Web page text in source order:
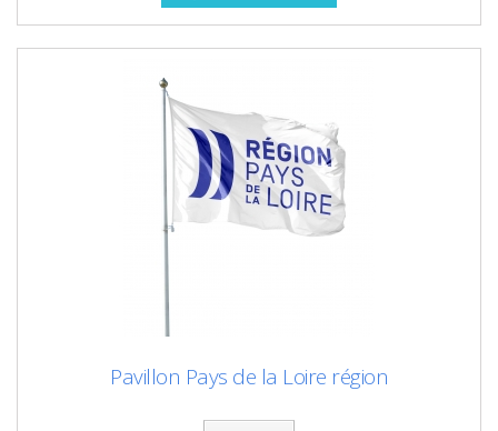
Pavillon Pays de la Loire région